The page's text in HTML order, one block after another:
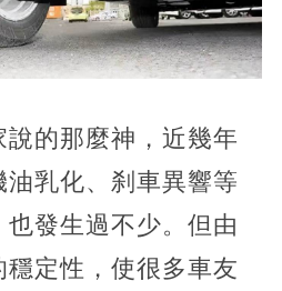
說的那麼神，近幾年
乳化、刹車異響等
發生過不少。但由
定性，使很多車友